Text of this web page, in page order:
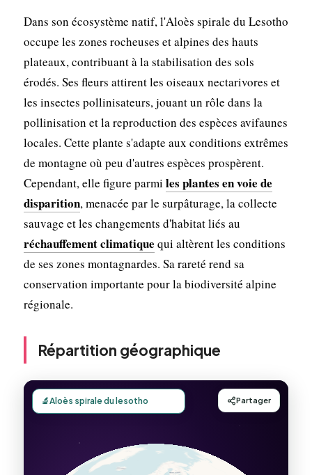
Dans son écosystème natif, l'Aloès spirale du Lesotho
occupe les zones rocheuses et alpines des hauts
plateaux, contribuant à la stabilisation des sols
érodés. Ses fleurs attirent les oiseaux nectarivores et
les insectes pollinisateurs, jouant un rôle dans la
pollinisation et la reproduction des espèces avifaunes
locales. Cette plante s'adapte aux conditions extrêmes
de montagne où peu d'autres espèces prospèrent.
Cependant, elle figure parmi les plantes en voie de
disparition, menacée par le surpâturage, la collecte
sauvage et les changements d'habitat liés au
réchauffement climatique qui altèrent les conditions
de ses zones montagnardes. Sa rareté rend sa
conservation importante pour la biodiversité alpine
régionale.
Répartition géographique